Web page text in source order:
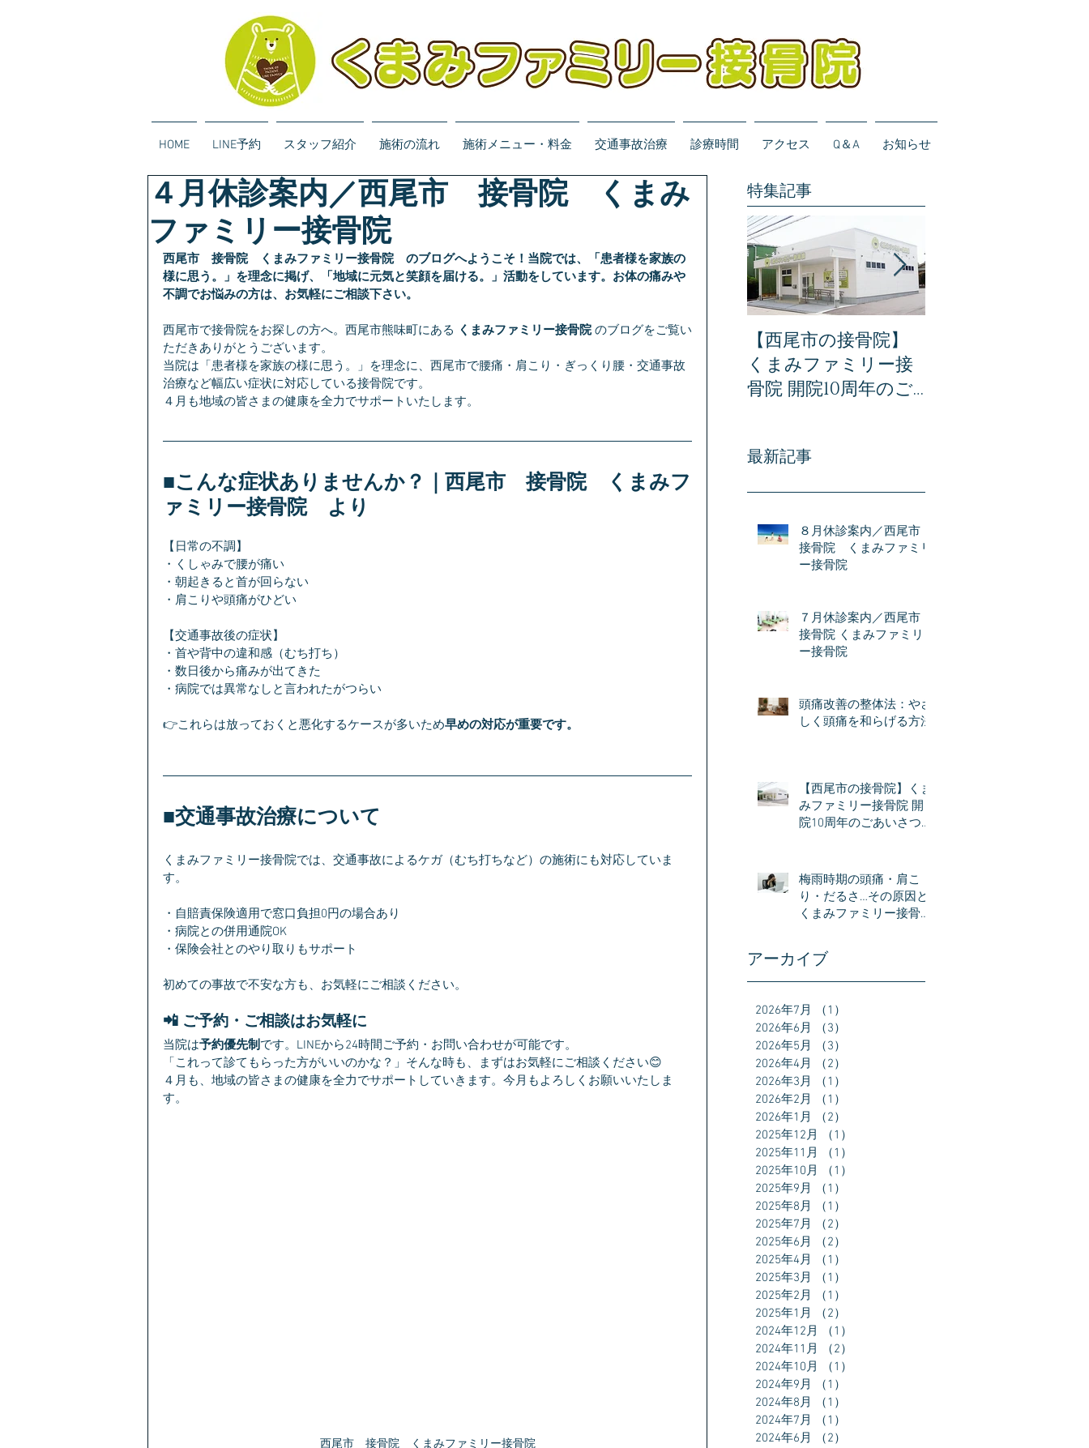
HOME LINE予約 スタッフ紹介 施術の流れ 施術メニュー・料金 交通事故治療 診療時間 アクセス Q＆A お知らせ
４月休診案内／西尾市 接骨院 くまみ
ファミリー接骨院
西尾市　接骨院　くまみファミリー接骨院　のブログへようこそ！当院では、「患者様を家族の
様に思う。」を理念に掲げ、「地域に元気と笑顔を届ける。」活動をしています。お体の痛みや
不調でお悩みの方は、お気軽にご相談下さい。
西尾市で接骨院をお探しの方へ。西尾市熊味町にある くまみファミリー接骨院 のブログをご覧い
ただきありがとうございます。
当院は「患者様を家族の様に思う。」を理念に、西尾市で腰痛・肩こり・ぎっくり腰・交通事故
治療など幅広い症状に対応している接骨院です。
４月も地域の皆さまの健康を全力でサポートいたします。
■こんな症状ありませんか？｜西尾市　接骨院　くまみフ
ァミリー接骨院　より
【日常の不調】
・くしゃみで腰が痛い
・朝起きると首が回らない
・肩こりや頭痛がひどい
【交通事故後の症状】
・首や背中の違和感（むち打ち）
・数日後から痛みが出てきた
・病院では異常なしと言われたがつらい
👉これらは放っておくと悪化するケースが多いため早めの対応が重要です。
■交通事故治療について
くまみファミリー接骨院では、交通事故によるケガ（むち打ちなど）の施術にも対応していま
す。
・自賠責保険適用で窓口負担0円の場合あり
・病院との併用通院OK
・保険会社とのやり取りもサポート
初めての事故で不安な方も、お気軽にご相談ください。
📲 ご予約・ご相談はお気軽に
当院は予約優先制です。LINEから24時間ご予約・お問い合わせが可能です。
「これって診てもらった方がいいのかな？」そんな時も、まずはお気軽にご相談ください😊
４月も、地域の皆さまの健康を全力でサポートしていきます。今月もよろしくお願いいたしま
す。
西尾市　接骨院　くまみファミリー接骨院
特集記事
【西尾市の接骨院】
くまみファミリー接
骨院 開院10周年のご
最新記事
８月休診案内／西尾市
接骨院 くまみファミリ
ー接骨院
７月休診案内／西尾市
接骨院 くまみファミリ
ー接骨院
頭痛改善の整体法：やさ
しく頭痛を和らげる方法
【西尾市の接骨院】くま
みファミリー接骨院 開
院10周年のごあいさつ｜
梅雨時期の頭痛・肩こ
り・だるさ…その原因と
くまみファミリー接骨院
アーカイブ
2026年7月 （1）
2026年6月
（3）
2026年5月
（3）
2026年4月
（2）
2026年3月
（1）
2026年2月
（1）
2026年1月
（2）
2025年12月
（1）
2025年11月
（1）
2025年10月
（1）
2025年9月
（1）
2025年8月
（1）
2025年7月
（2）
2025年6月
（2）
2025年4月
（1）
2025年3月
（1）
2025年2月
（1）
2025年1月
（2）
2024年12月
（1）
2024年11月
（2）
2024年10月
（1）
2024年9月
（1）
2024年8月
（1）
2024年7月
（1）
2024年6月
（2）